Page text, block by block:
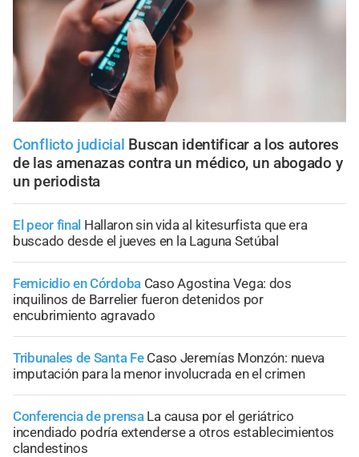
Conflicto judicial Buscan identificar a los autores
de las amenazas contra un médico, un abogado y
un periodista
El peor final Hallaron sin vida al kitesurfista que era
buscado desde el jueves en la Laguna Setúbal
Femicidio en Córdoba Caso Agostina Vega: dos
inquilinos de Barrelier fueron detenidos por
encubrimiento agravado
Tribunales de Santa Fe Caso Jeremías Monzón: nueva
imputación para la menor involucrada en el crimen
Conferencia de prensa La causa por el geriátrico
incendiado podría extenderse a otros establecimientos
clandestinos